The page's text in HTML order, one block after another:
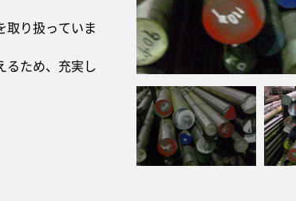
取り扱っていま
るため、充実し